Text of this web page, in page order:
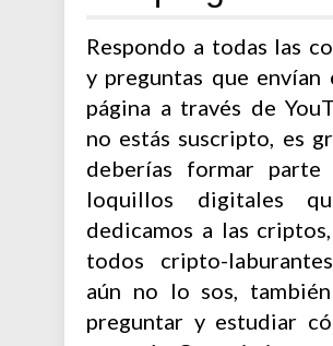
Respondo a todas las
y preguntas que envían
página a través de
no estás suscripto, es
deberías formar
loquillos digitales
dedicamos a las
todos cripto-
aún no lo sos,
preguntar y estudiar